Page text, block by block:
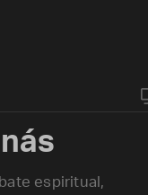
espiritual,